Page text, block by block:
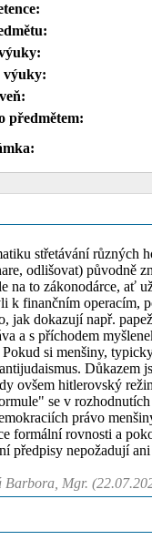
výuky:
předmětem:
střetávání různých
odlišovat) původně
na to zákonodárce, ať
k finančním operacím,
jak dokazují např.
a s příchodem
si menšiny,
Důkazem
ovšem hitlerovský
se v
právo
formální rovnosti a
předpisy nepožadují
Barbora, Mgr.